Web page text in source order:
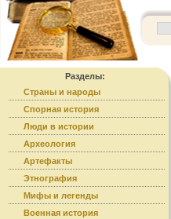
Разделы:
Страны и народы
Спорная история
Люди в истории
Археология
Артефакты
Этнография
Мифы и легенды
Военная история